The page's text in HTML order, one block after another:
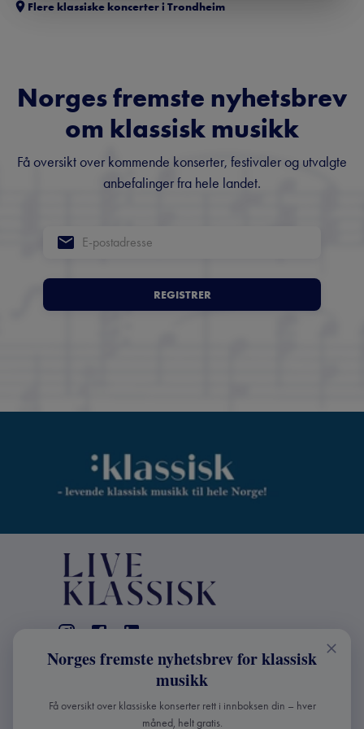
Flere klassiske koncerter i Trondheim
Norges fremste nyhetsbrev
om klassisk musikk
Få oversikt over kommende konserter, festivaler og utvalgte
anbefalinger fra hele landet.
REGISTRER
KONTAKT
Live Klassisk: +47 98670803
info@liveklassisk.no
Norges fremste nyhetsbrev for klassisk
musikk
Få oversikt over klassiske konserter rett i innboksen din – hver
måned, helt gratis.